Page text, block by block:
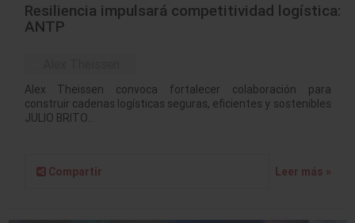
Resiliencia impulsará competitividad logística:
ANTP
Alex Theissen convoca fortalecer colaboración para
construir cadenas logísticas seguras, eficientes y sostenibles
JULIO BRITO…
Compartir Leer más »